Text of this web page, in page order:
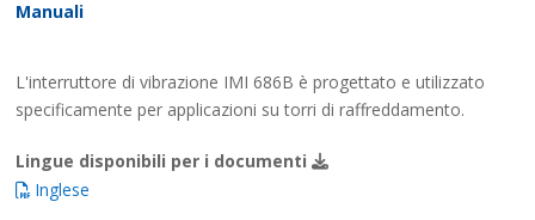
Manuali
L'interruttore di vibrazione IMI 686B è progettato e utilizzato
specificamente per applicazioni su torri di raffreddamento.
Lingue disponibili per i documenti
Inglese